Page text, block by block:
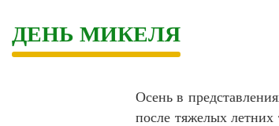
ДЕНЬ МИКЕЛЯ
Осень в
после тяжелых